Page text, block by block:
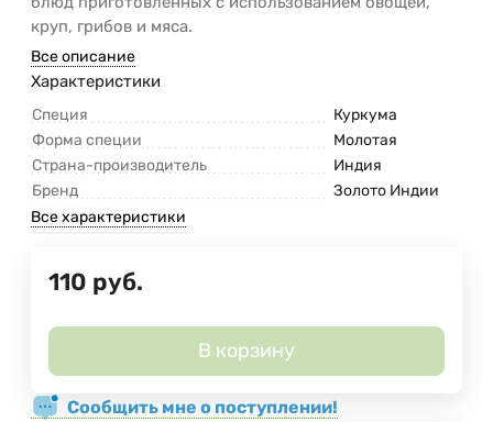
круп, грибов и мяса.
Все описание
Характеристики
Специя
Куркума
Форма специи
Молотая
Страна-производитель
Индия
Бренд
Золото Индии
Все характеристики
110 руб.
В корзину
Сообщить мне о поступлении!